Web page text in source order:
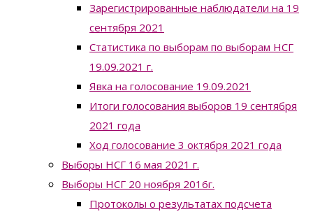
Зарегистрированные наблюдатели на 19
сентября 2021
Статистика по выборам по выборам НСГ
19.09.2021 г.
Явка на голосование 19.09.2021
Итоги голосования выборов 19 сентября
2021 года
Ход голосование 3 октября 2021 года
Выборы НСГ 16 мая 2021 г.
Выборы НСГ 20 ноября 2016г.
Протоколы о результатах подсчета